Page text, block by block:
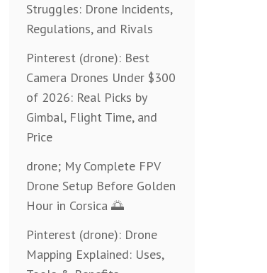
Struggles: Drone Incidents,
Regulations, and Rivals
Pinterest (drone): Best
Camera Drones Under $300
of 2026: Real Picks by
Gimbal, Flight Time, and
Price
drone; My Complete FPV
Drone Setup Before Golden
Hour in Corsica 🌅
Pinterest (drone): Drone
Mapping Explained: Uses,